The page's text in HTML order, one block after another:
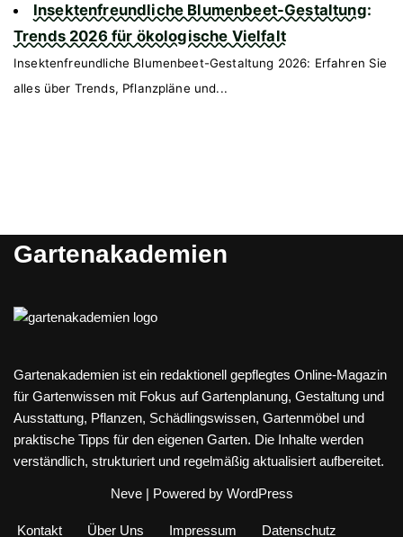
Insektenfreundliche Blumenbeet-Gestaltung:
Trends 2026 für ökologische Vielfalt
Insektenfreundliche Blumenbeet-Gestaltung 2026: Erfahren Sie
alles über Trends, Pflanzpläne und...
Gartenakademien
Gartenakademien ist ein redaktionell gepflegtes Online-Magazin
für Gartenwissen mit Fokus auf Gartenplanung, Gestaltung und
Ausstattung, Pflanzen, Schädlingswissen, Gartenmöbel und
praktische Tipps für den eigenen Garten. Die Inhalte werden
verständlich, strukturiert und regelmäßig aktualisiert aufbereitet.
Neve| Powered by WordPress
Kontakt Über Uns Impressum Datenschutz